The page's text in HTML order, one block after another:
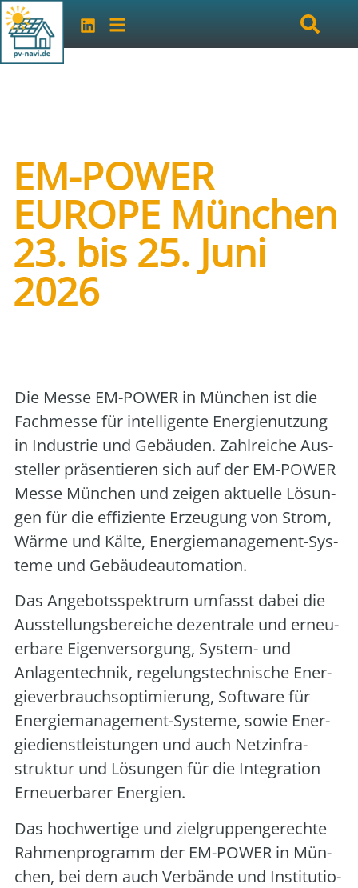
EM-POWER
EUROPE München
23. bis 25. Juni
2026
Die Mes­se EM-POWER in Mün­chen ist die
Fach­mes­se für intel­li­gen­te Ener­gie­nut­zung
in Indus­trie und Gebäu­den. Zahl­rei­che Aus­
stel­ler prä­sen­tie­ren sich auf der EM-POWER
Mes­se Mün­chen und zei­gen aktu­el­le Lösun­
gen für die effi­zi­en­te Erzeu­gung von Strom,
Wär­me und Käl­te, Ener­gie­ma­nage­ment-Sys­
te­me und Gebäu­de­au­to­ma­ti­on.
Das Ange­bots­spek­trum umfasst dabei die
Aus­stel­lungs­be­rei­che dezen­tra­le und erneu­
er­ba­re Eigen­ver­sor­gung, Sys­tem- und
Anlagen­tech­nik, rege­lungs­tech­ni­sche Ener­
gie­ver­brauchs­op­ti­mie­rung, Soft­ware für
Ener­gie­ma­nage­ment-Sys­te­me, sowie Ener­
gie­dienst­leis­tun­gen und auch Netz­in­fra­
struk­tur und Lösun­gen für die Inte­gra­ti­on
Erneu­er­ba­rer Ener­gien.
Das hoch­wer­ti­ge und ziel­grup­pen­ge­rech­te
Rah­men­pro­gramm der EM-POWER in Mün­
chen, bei dem auch Ver­bän­de und Insti­tu­tio­